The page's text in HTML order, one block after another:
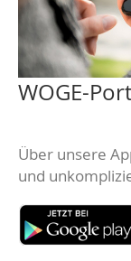
WOGE-
Über unsere
und